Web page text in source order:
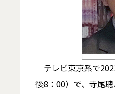
テレビ東京系で
後8：00）で、寺尾